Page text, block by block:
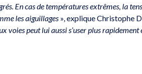
En cas de températures extrêmes, la
les aiguillages », explique Christophe
voies peut lui aussi s’user plus rapidement